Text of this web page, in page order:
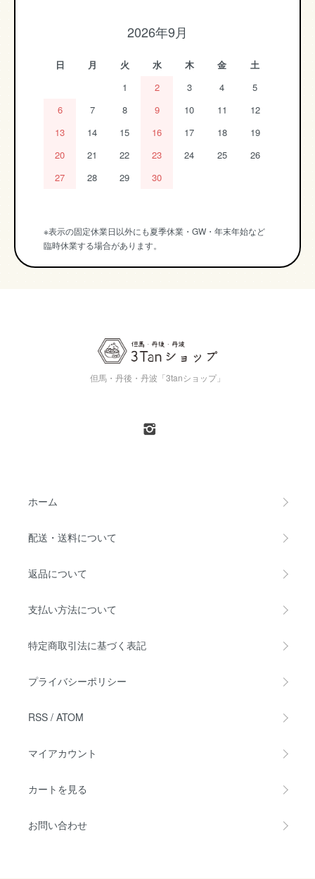
2026年9月
日 月 火 水 木 金
土
1
2 3 4
5
6
7 8 9 10 11
12
13
14 15 16 17 18
19
20
21 22 23 24 25
26
27
28 29 30
※表示の固定休業日以外にも夏季休業・GW・年末年始など
臨時休業する場合があります。
但馬・丹後・丹波「3tanショップ」
ホーム
配送・送料について
返品について
支払い方法について
特定商取引法に基づく表記
プライバシーポリシー
RSS / ATOM
マイアカウント
カートを見る
お問い合わせ